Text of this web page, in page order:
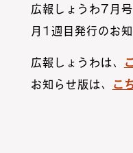
広報しょうわ7月
月1週目発行のお
広報しょうわは、
お知らせ版は、
こ